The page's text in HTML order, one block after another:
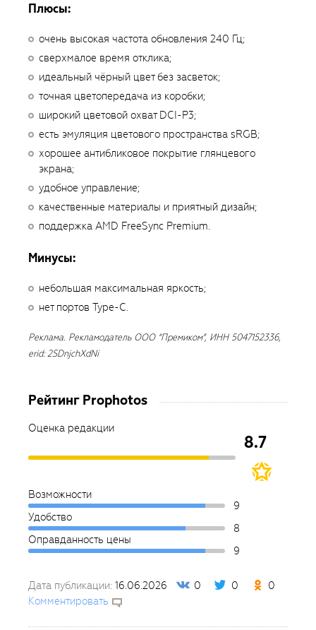
Плюсы:
очень высокая частота обновления 240 Гц;
сверхмалое время отклика;
идеальный чёрный цвет без засветок;
точная цветопередача из коробки;
широкий цветовой охват DCI-P3;
есть эмуляция цветового пространства sRGB;
хорошее антибликовое покрытие глянцевого
экрана;
удобное управление;
качественные материалы и приятный дизайн;
поддержка AMD FreeSync Premium.
Минусы:
небольшая максимальная яркость;
нет портов Type-C.
Реклама. Рекламодатель ООО “Премиком”, ИНН 5047152336,
erid: 2SDnjchXdNi
Рейтинг Prophotos
Оценка редакции
8.7
Возможности
9
Удобство
8
Оправданность цены
9
Дата публикации: 16.06.2026 0 0
0
Комментировать